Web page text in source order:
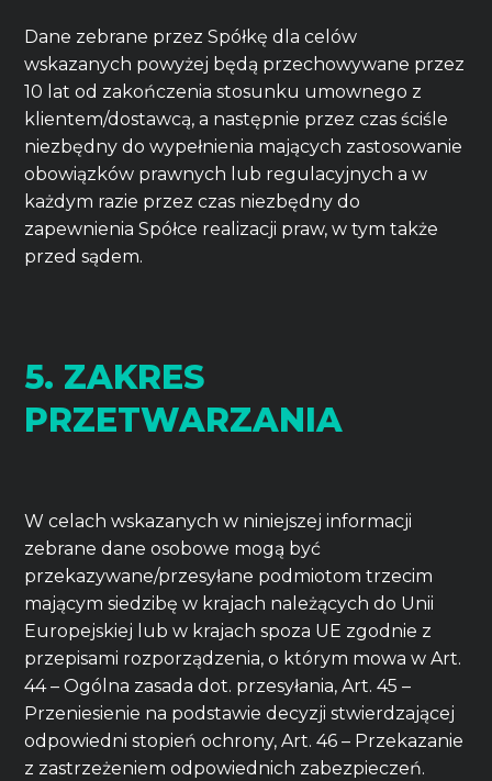
Dane zebrane przez Spółkę dla celów
wskazanych powyżej będą przechowywane przez
10 lat od zakończenia stosunku umownego z
klientem/dostawcą, a następnie przez czas ściśle
niezbędny do wypełnienia mających zastosowanie
obowiązków prawnych lub regulacyjnych a w
każdym razie przez czas niezbędny do
zapewnienia Spółce realizacji praw, w tym także
przed sądem.
5. ZAKRES
PRZETWARZANIA
W celach wskazanych w niniejszej informacji
zebrane dane osobowe mogą być
przekazywane/przesyłane podmiotom trzecim
mającym siedzibę w krajach należących do Unii
Europejskiej lub w krajach spoza UE zgodnie z
przepisami rozporządzenia, o którym mowa w Art.
44 – Ogólna zasada dot. przesyłania, Art. 45 –
Przeniesienie na podstawie decyzji stwierdzającej
odpowiedni stopień ochrony, Art. 46 – Przekazanie
z zastrzeżeniem odpowiednich zabezpieczeń.